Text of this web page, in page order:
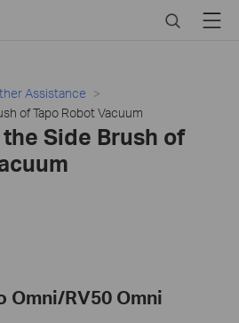
SearchMenu
Assistance
of Tapo Robot Vacuum
Side Brush of
Omni/RV50 Omni